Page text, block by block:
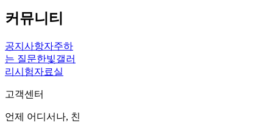
커뮤니티
공지사항자주하
는 질문한빛갤러
리 시험자료실
고객센터
언제 어디서나, 친